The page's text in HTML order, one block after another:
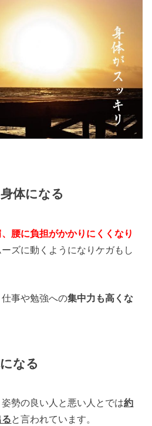
体になる
腰に負担がかかりにくくなり
ズに動くようになりケガもし
事や勉強への集中力も高くな
なる
姿勢の良い人と悪い人とでは約
と言われています。